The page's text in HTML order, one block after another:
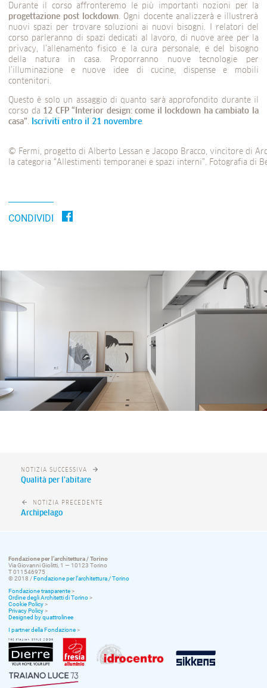
Durante il corso affronteremo le più importanti nozioni per la
progettazione post lockdown. Ogni docente analizzerà e illustrerà
nuovi spazi per trovare soluzioni ai nuovi bisogni. I relatori del
corso parleranno di spazi dedicati al lavoro, di nuove aree per la
privacy, l’allenamento fisico e la cura personale, e del bisogno
della natura in casa. Proporranno nuove tecnologie per
l’illuminazione e nuove idee di cucine, dispense e mobili
contenitori.
Questo è solo un assaggio di quanto sarà approfondito durante il
corso da 12 CFP “Interior design: come il lockdown ha cambiato la
casa”. Iscriviti entro il 21 novembre.
© Fermi, progetto di Alberto Lessan e Jacopo Bracco, vincitore di
la categoria “Allestimenti temporanei e spazi interni”. Fotografia di
CONDIVIDI
NOTIZIA SUCCESSIVA
Qualità per l’abitare
NOTIZIA PRECEDENTE
Archipelago
Fondazione per l’architettura / Torino
Via Giovanni Giolitti, 1 — 10123 Torino
T 011546975
© 2018 / Fondazione per l’architettura / Torino
Fondazione trasparente>
Ordine degli Architetti di Torino>
Cookie Policy>
Privacy Policy>
Designed by quattrolinee
I partner della Fondazione>